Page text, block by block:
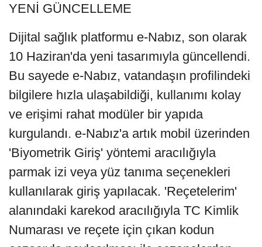
YENİ GÜNCELLEME
Dijital sağlık platformu e-Nabız, son olarak
10 Haziran'da yeni tasarımıyla güncellendi.
Bu sayede e-Nabız, vatandaşın profilindeki
bilgilere hızla ulaşabildiği, kullanımı kolay
ve erişimi rahat modüler bir yapıda
kurgulandı. e-Nabız'a artık mobil üzerinden
'Biyometrik Giriş' yöntemi aracılığıyla
parmak izi veya yüz tanıma seçenekleri
kullanılarak giriş yapılacak. 'Reçetelerim'
alanındaki karekod aracılığıyla TC Kimlik
Numarası ve reçete için çıkan kodun